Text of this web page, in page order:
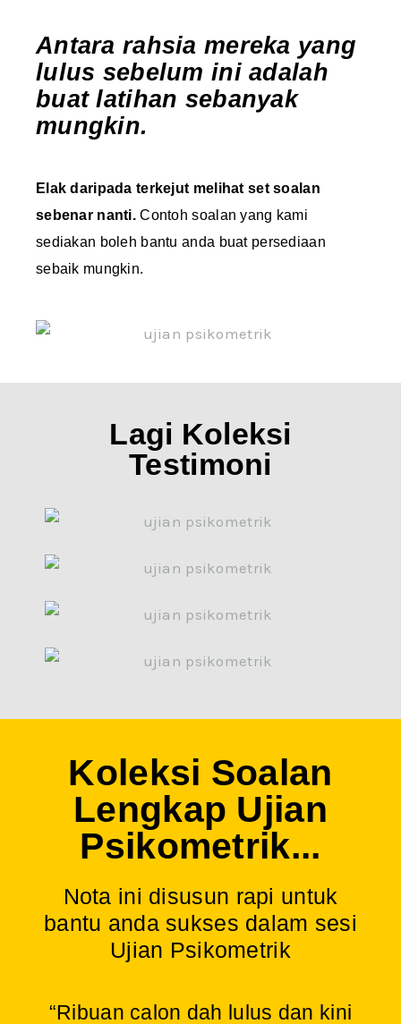
Antara rahsia mereka yang
lulus sebelum ini adalah
buat latihan sebanyak
mungkin.​
Elak daripada terkejut melihat set soalan
sebenar nanti. Contoh soalan yang kami
sediakan boleh bantu anda buat persediaan
sebaik mungkin.
Lagi Koleksi
Testimoni
Koleksi Soalan
Lengkap Ujian
Psikometrik...
Nota ini disusun rapi untuk
bantu anda sukses dalam sesi
Ujian Psikometrik
“Ribuan calon dah lulus dan kini